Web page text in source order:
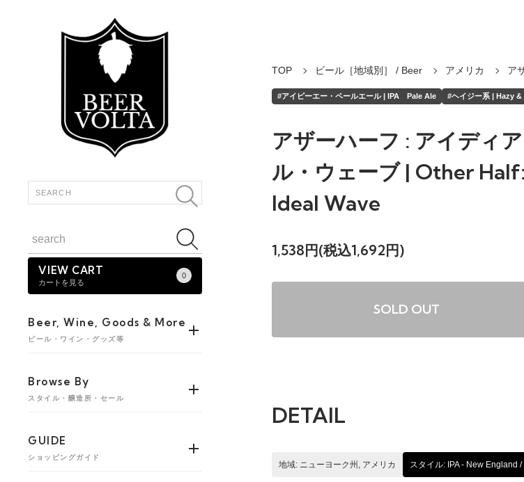
VIEW CART
カートを見る
0
Beer, Wine, Goods & More
ビール・ワイン・グッズ等
Browse By
スタイル・醸造所・セール
GUIDE
ショッピングガイド
TOP ビール［地域別］ / Beer アメリカ ア
#アイピーエー・ペールエール | IPA Pale Ale #ヘイジー系 | Hazy
アザーハーフ : アイディア
ル・ウェーブ | Other Half:
Ideal Wave
1,538円(税込1,692円)
SOLD OUT
DETAIL
地域: ニューヨーク州, アメリカ スタイル: IPA - New England